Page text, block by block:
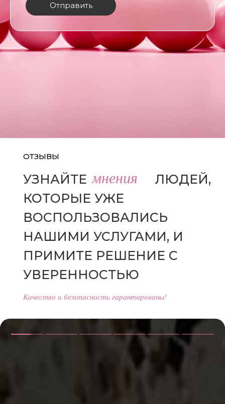
Отправить
ОТЗЫВЫ
УЗНАЙТЕ МНЕНИЯ
ЛЮДЕЙ,
КОТОРЫЕ УЖЕ
ВОСПОЛЬЗОВАЛИСЬ
НАШИМИ УСЛУГАМИ, И
ПРИМИТЕ РЕШЕНИЕ С
УВЕРЕННОСТЬЮ
Качество и безопасность гарантированы!
мнения